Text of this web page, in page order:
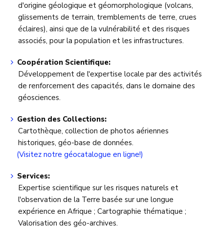
d'origine géologique et géomorphologique (volcans,
glissements de terrain, tremblements de terre, crues
éclaires), ainsi que de la vulnérabilité et des risques
associés, pour la population et les infrastructures.
Coopération Scientifique:
Développement de l'expertise locale par des activités
de renforcement des capacités, dans le domaine des
géosciences.
Gestion des Collections:
Cartothèque, collection de photos aériennes
historiques, géo-base de données.
(Visitez notre géocatalogue en ligne!)
Services:
Expertise scientifique sur les risques naturels et
l'observation de la Terre basée sur une longue
expérience en Afrique ; Cartographie thématique ;
Valorisation des géo-archives.